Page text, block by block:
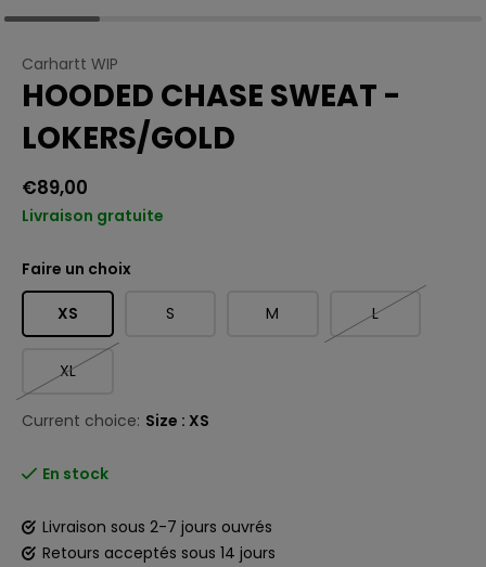
Carhartt WIP
HOODED CHASE SWEAT -
LOKERS/GOLD
€89,00
Livraison gratuite
Faire un choix
XS S M L
XL
Current choice: Size : XS
En stock
Livraison sous 2-7 jours ouvrés
Retours acceptés sous 14 jours